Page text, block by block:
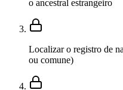
o ancestral estrangeiro
Localizar o registro de
ou comune)